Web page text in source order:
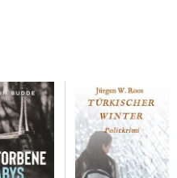
sind dabei. Die
Ruhephasen so stark,
Das ist gut für
für die Gesellschaft. Die
und jeder Region. Schon
3-Tage-Freizeit umsetzen.
"Wir machen das
reite in meiner Freizeit.